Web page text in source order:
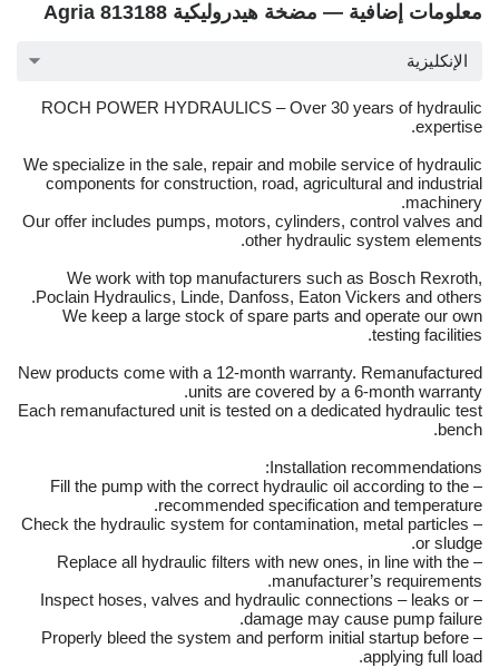
معلومات إضافية — مضخة هيدروليكية Agria 813188
الإنكليزية
ROCH POWER HYDRAULICS – Over 30 years of hydraulic
expertise.
We specialize in the sale, repair and mobile service of hydraulic
components for construction, road, agricultural and industrial
machinery.
Our offer includes pumps, motors, cylinders, control valves and
other hydraulic system elements.
We work with top manufacturers such as Bosch Rexroth,
Poclain Hydraulics, Linde, Danfoss, Eaton Vickers and others.
We keep a large stock of spare parts and operate our own
testing facilities.
New products come with a 12-month warranty. Remanufactured
units are covered by a 6-month warranty.
Each remanufactured unit is tested on a dedicated hydraulic test
bench.
Installation recommendations:
– Fill the pump with the correct hydraulic oil according to the
recommended specification and temperature.
– Check the hydraulic system for contamination, metal particles
or sludge.
– Replace all hydraulic filters with new ones, in line with the
manufacturer’s requirements.
– Inspect hoses, valves and hydraulic connections – leaks or
damage may cause pump failure.
– Properly bleed the system and perform initial startup before
applying full load.